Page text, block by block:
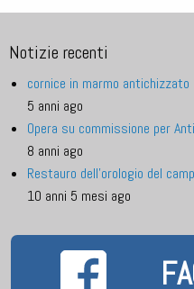
Notizie recenti
cornice in marmo antichizzato
5 anni ago
Opera su commissione per
8 anni ago
Restauro dell'orologio del
10 anni 5 mesi ago